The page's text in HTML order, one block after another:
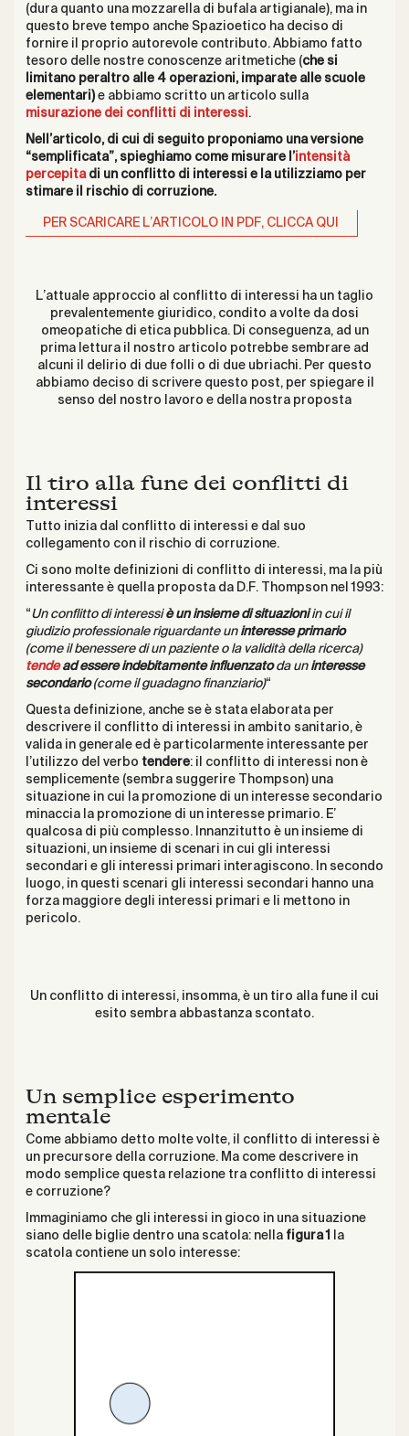
(dura quanto una mozzarella di bufala artigianale), ma in
questo breve tempo anche Spazioetico ha deciso di
fornire il proprio autorevole contributo. Abbiamo fatto
tesoro delle nostre conoscenze aritmetiche (che si
limitano peraltro alle 4 operazioni, imparate alle scuole
elementari) e abbiamo scritto un articolo sulla
misurazione dei conflitti di interessi.
Nell’articolo, di cui di seguito proponiamo una versione
“semplificata”, spieghiamo come misurare l’intensità
percepitadi un conflitto di interessi e la utilizziamo per
stimare il rischio di corruzione.
PER SCARICARE L’ARTICOLO IN PDF, CLICCA QUI
L’attuale approccio al conflitto di interessi ha un taglio
prevalentemente giuridico, condito a volte da dosi
omeopatiche di etica pubblica. Di conseguenza, ad un
prima lettura il nostro articolo potrebbe sembrare ad
alcuni il delirio di due folli o di due ubriachi. Per questo
abbiamo deciso di scrivere questo post, per spiegare il
senso del nostro lavoro e della nostra proposta
Il tiro alla fune dei conflitti di
interessi
Tutto inizia dal conflitto di interessi e dal suo
collegamento con il rischio di corruzione.
Ci sono molte definizioni di conflitto di interessi, ma la più
interessante è quella proposta da D.F. Thompson nel 1993:
“Un conflitto di interessiè un insieme di situazioniin cui il
giudizio professionale riguardante uninteresse primario
(come il benessere di un paziente o la validità della ricerca)
tende ad essere indebitamente influenzatoda un interesse
secondario(come il guadagno finanziario)“
Questa definizione, anche se è stata elaborata per
descrivere il conflitto di interessi in ambito sanitario, è
valida in generale ed è particolarmente interessante per
l’utilizzo del verbo tendere: il conflitto di interessi non è
semplicemente (sembra suggerire Thompson) una
situazione in cui la promozione di un interesse secondario
minaccia la promozione di un interesse primario. E’
qualcosa di più complesso. Innanzitutto è un insieme di
situazioni, un insieme di scenari in cui gli interessi
secondari e gli interessi primari interagiscono. In secondo
luogo, in questi scenari gli interessi secondari hanno una
forza maggiore degli interessi primari e li mettono in
pericolo.
Un conflitto di interessi, insomma, è un tiro alla fune il cui
esito sembra abbastanza scontato.
Un semplice esperimento
mentale
Come abbiamo detto molte volte, il conflitto di interessi è
un precursore della corruzione. Ma come descrivere in
modo semplice questa relazione tra conflitto di interessi
e corruzione?
Immaginiamo che gli interessi in gioco in una situazione
siano delle biglie dentro una scatola: nella figura 1
la
scatola contiene un solo interesse: